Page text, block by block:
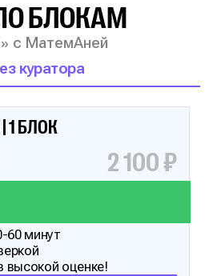
БЛОКАМ
с МатемАней
куратора
1 БЛОК
2 100 ₽
60 минут
высокой оценке!